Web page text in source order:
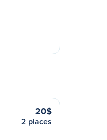
20$
2 places